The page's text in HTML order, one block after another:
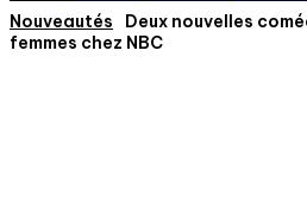
Nouveautés
Deux nouvelles
femmes chez NBC